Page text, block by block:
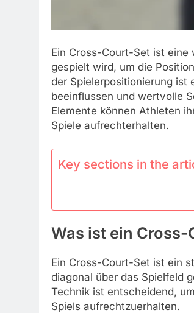
Ein Cross-Court-Set ist eine
gespielt wird, um die
der Spielerpositionierung ist
beeinflussen und wertvolle
Elemente können Athleten
Spiele aufrechterhalten.
Key sections in the
Was ist ein
Ein Cross-Court-Set ist ein
diagonal über das Spielfeld
Technik ist entscheidend,
Spiels aufrechtzuerhalten.